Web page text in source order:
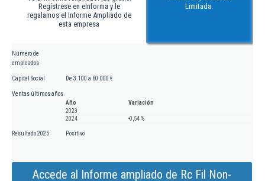
Regístrese en eInforma y le
regalamos el Informe Ampliado de
esta empresa
Limitada.
Número de
empleados
Capital Social De 3.100 a 60.000 €
Ventas últimos años
Año
Variación
2023
2024
-0,54 %
Resultado 2025 Positivo
Accede al Informe ampliado de Rc Fil Non-